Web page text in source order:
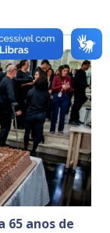
65 anos de